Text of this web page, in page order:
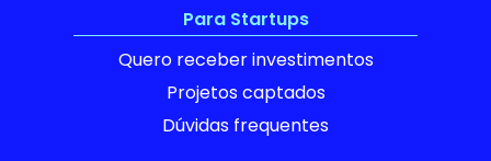
Para Startups
Quero receber investimentos
Projetos captados
Dúvidas frequentes